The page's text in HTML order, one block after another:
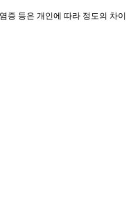
증 등은 개인에 따라 정도의 차이